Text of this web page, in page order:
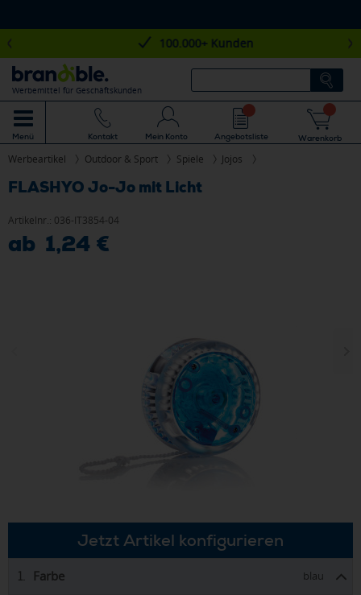
100.000+ Kunden
Werbemittel für Geschäftskunden
Menü Kontakt Mein Konto Angebotsliste Warenkorb
Werbeartikel Outdoor & Sport Spiele Jojos
FLASHYO Jo-Jo mit Licht
Artikelnr.: 036-IT3854-04
ab 1,24 €
Jetzt Artikel konfigurieren
1. Farbe blau